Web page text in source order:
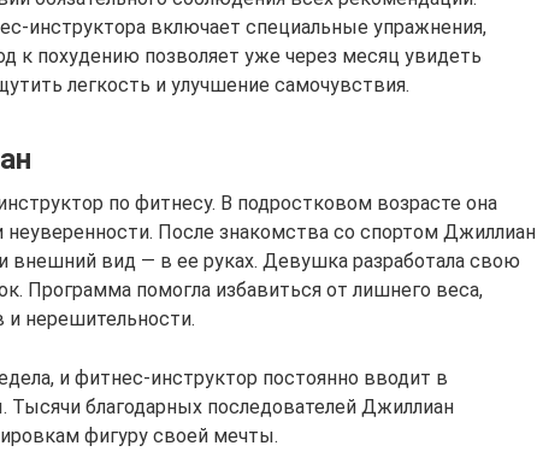
инструктора включает специальные упражнения,
к похудению позволяет уже через месяц увидеть
легкость и улучшение самочувствия.
по фитнесу. В подростковом возрасте она
неуверенности. После знакомства со спортом Джиллиан
внешний вид — в ее руках. Девушка разработала свою
Программа помогла избавиться от лишнего веса,
и нерешительности.
и фитнес-инструктор постоянно вводит в
благодарных последователей Джиллиан
фигуру своей мечты.